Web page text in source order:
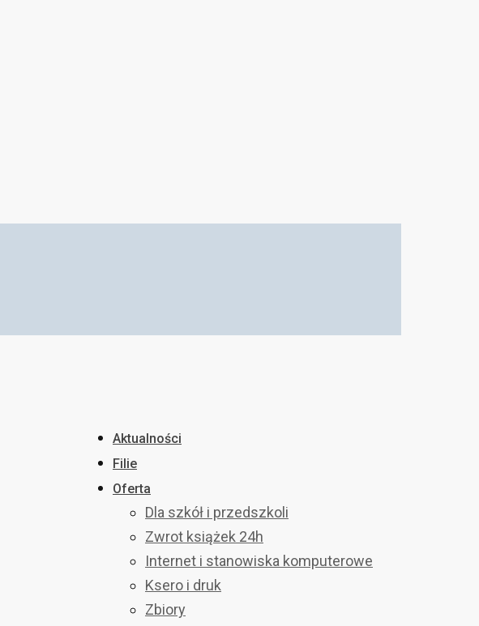
Aktualności
Filie
Oferta
Dla szkół i przedszkoli
Zwrot książek 24h
Internet i stanowiska komputerowe
Ksero i druk
Zbiory